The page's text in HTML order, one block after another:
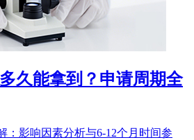
久能拿到？申请周期全
：影响因素分析与6-12个月时间参